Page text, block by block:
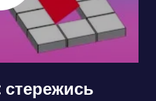
стережись